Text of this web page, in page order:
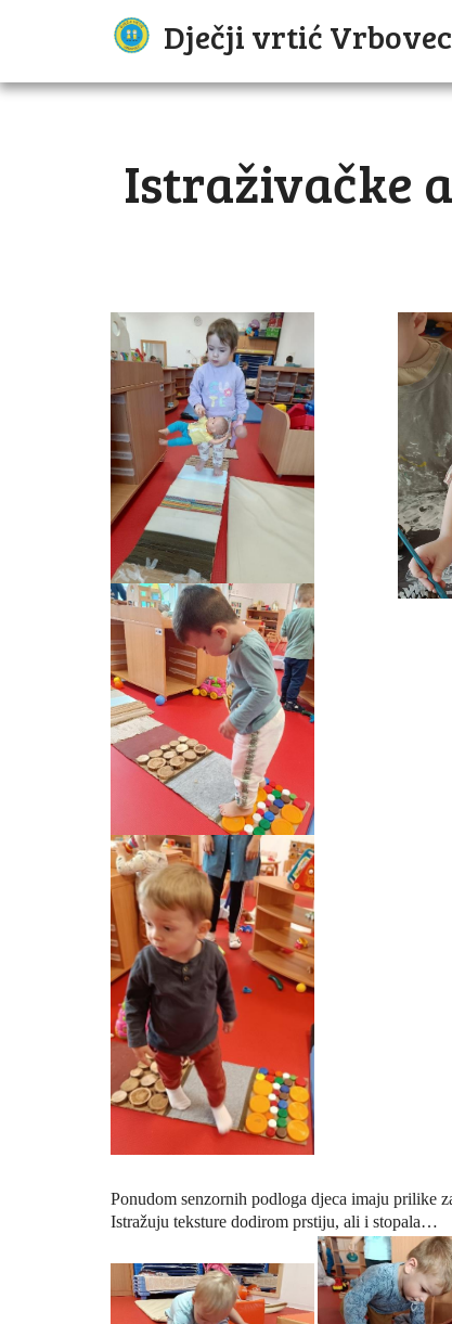
Dječji vrtić Vrbovec
Istraživačke
Ponudom senzornih podloga djeca imaju prilike
Istražuju teksture dodirom prstiju, ali i stopala…